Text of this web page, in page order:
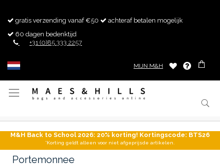
gratis verzending vanaf €50
achteraf betalen mogelijk
60 dagen bedenktijd
+31 (0)85 333 2257
MIJN M&H
Toggle
M&H Back to School 2026: 20% korting! Kortingscode: BTS26
*Korting geldt alleen voor niet afgeprijsde artikelen.
Portemonnee